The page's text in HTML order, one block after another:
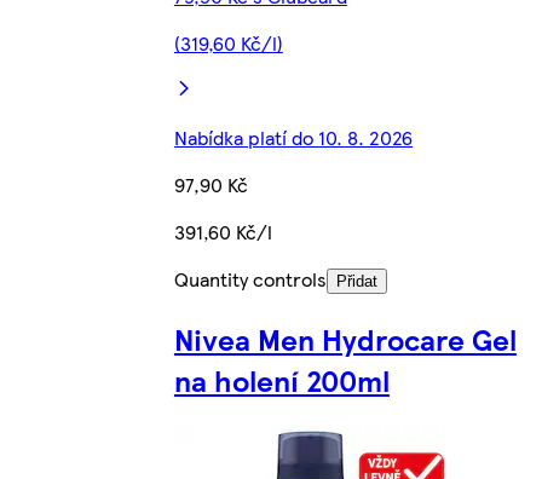
(319,60 Kč/l)
Nabídka platí do 10. 8. 2026
97,90 Kč
391,60 Kč/l
Quantity controls
Přidat
Nivea Men Hydrocare Gel
na holení 200ml